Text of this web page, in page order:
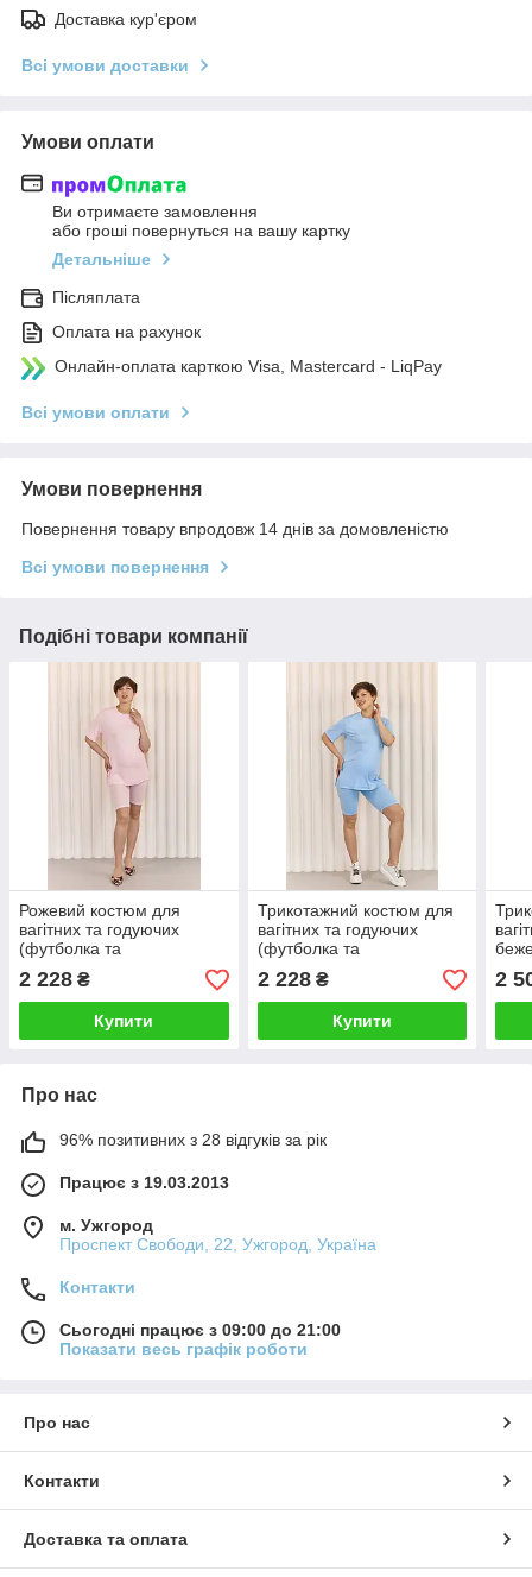
Доставка кур'єром
Всі умови доставки
Умови оплати
Ви отримаєте замовлення
або гроші повернуться на вашу картку
Детальніше
Післяплата
Оплата на рахунок
Онлайн-оплата карткою Visa, Mastercard - LiqPay
Всі умови оплати
Умови повернення
Повернення товару впродовж 14 днів за домовленістю
Всі умови повернення
Подібні товари компанії
Рожевий костюм для
вагітних та годуючих
(футболка та
велосипедки) трикотажний
S
2 228 ₴
Купити
Трикотажний костюм для
вагітних та годуючих
(футболка та
велосипедки) блакитний S
2 228₴
Купити
2
Про нас
96% позитивних з 28 відгуків за рік
Працює з 19.03.2013
м. Ужгород
Проспект Свободи, 22, Ужгород, Україна
Контакти
Сьогодні працює з 09:00 до 21:00
Показати весь графік роботи
Про нас
Контакти
Доставка та оплата